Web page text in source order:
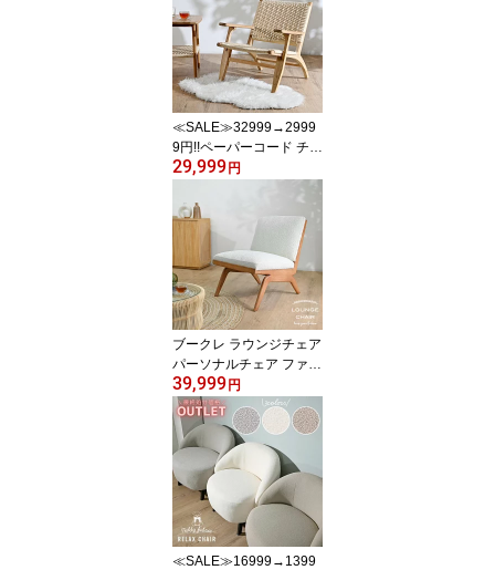
ニングチェア 椅子 チェ
ア ベーシック 軽い シン
プル インテリア OAチェ
ア テレワーク S1830
≪SALE≫32999→2999
9円!!ペーパーコード チー
ク無垢材 アーム付きロー
チェア 木製 椅子 チェア
リラックス フロアチェア
ラウンジチェア パーソナ
ルチェア イージーチェア
ビーチハウス 座椅子 ベ
ージュ ETC231RX
29,999円
ブークレ ラウンジチェア
パーソナルチェア ファブ
リック 生地 ホワイト 白
オフ白 天然木 ブラウン
天然素材 もこもこ ふわ
ふわ ファッション イン
テリア シンプル 海外イ
ンテリア モダン おしゃ
れ ブークレチェア EVC2
60WH
39,999円
≪SALE≫16999→1399